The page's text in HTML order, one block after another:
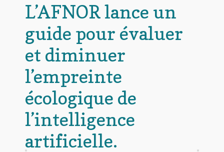
L’AFNOR lance un
guide pour évaluer
et diminuer
l’empreinte
écologique de
l’intelligence
artificielle.